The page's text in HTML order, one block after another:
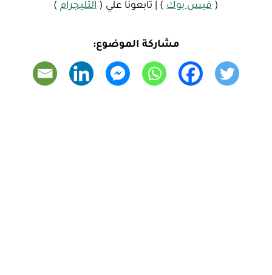
( فيس بوك ) | تابعونا علي ( التليجرام )
مشاركة الموضوع: